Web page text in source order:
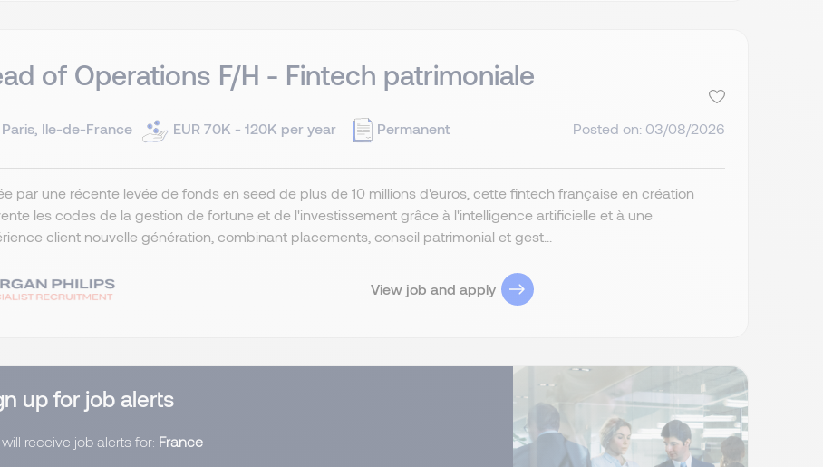
of Operations F/H - Fintech patrimoniale
Paris, Ile-de-France EUR 70K - 120K per year Permanent Posted on: 03/08/2026
par une récente levée de fonds en seed de plus de 10 millions d'euros, cette fintech française en création
les codes de la gestion de fortune et de l'investissement grâce à l'intelligence artificielle et à une
client nouvelle génération, combinant placements, conseil patrimonial et gest...
View job and apply
up for job alerts
receive job alerts for: France